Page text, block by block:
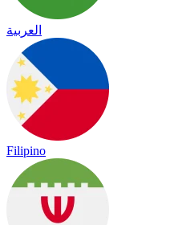
العربية
Filipino